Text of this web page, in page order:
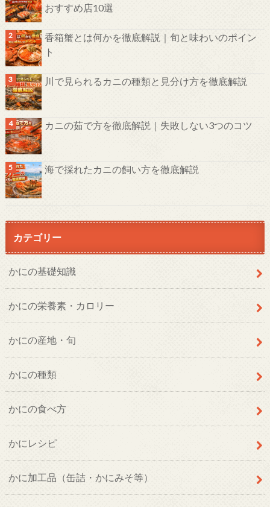
おすすめ店10選
香箱蟹とは何かを徹底解説｜旬と味わいのポイン
ト
川で見られるカニの種類と見分け方を徹底解説
カニの茹で方を徹底解説｜失敗しない3つのコツ
海で採れたカニの飼い方を徹底解説
カテゴリー
かにの基礎知識
かにの栄養素・カロリー
かにの産地・旬
かにの種類
かにの食べ方
かにレシピ
かに加工品（缶詰・かにみそ等）